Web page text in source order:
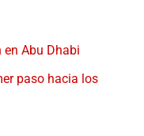
en Abu Dhabi
paso hacia los